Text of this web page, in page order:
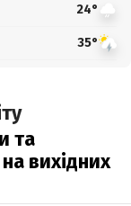
24°
35°
та
вихідних